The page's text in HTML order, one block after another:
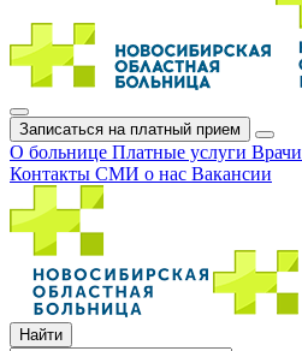
Записаться на платный прием
О больнице Платные услуги Врачи
Контакты СМИ о нас Вакансии